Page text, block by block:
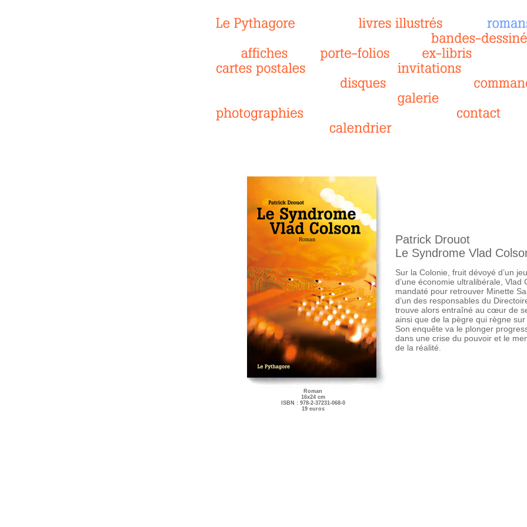
Roman
16x24 cm
ISBN : 978-2-37231-068-0
19 euros
Patrick Drouot
Le Syndrome Vlad
Sur la Colonie, fruit dévoyé d’un
d’une économie ultralibérale, Vlad
mandaté pour retrouver Minette
d’un des responsables du
trouve alors entraîné au cœur de
ainsi que de la pègre qui règne
Son enquête va le plonger
dans une crise du pouvoir et le
de la réalité.